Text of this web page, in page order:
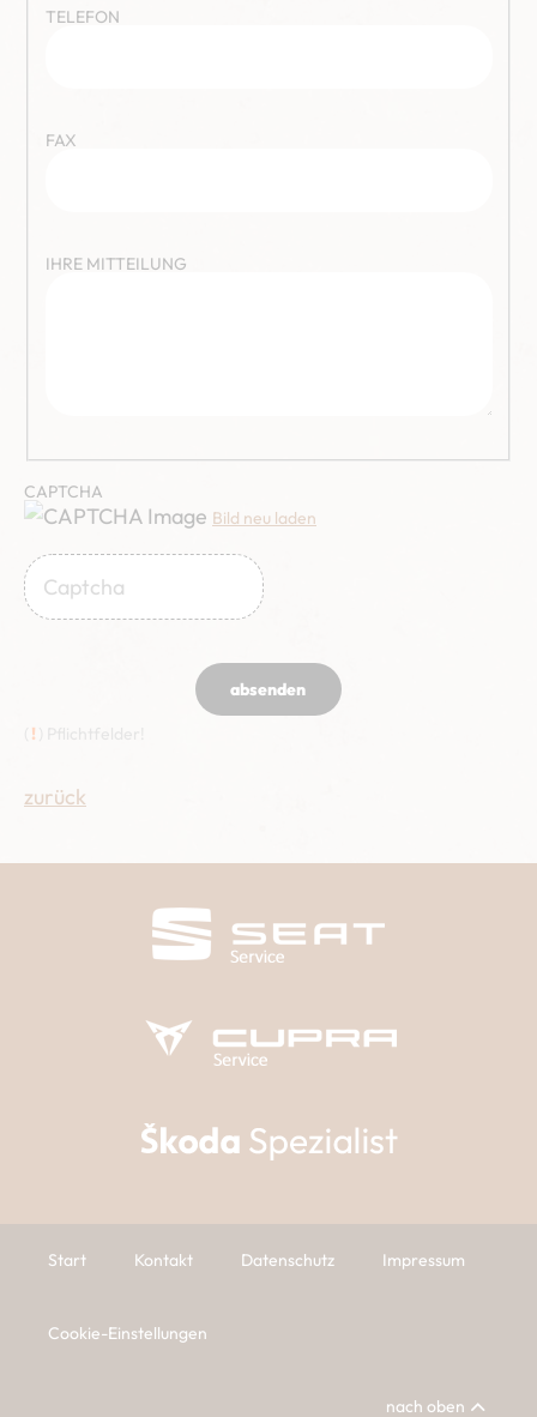
TELEFON
FAX
IHRE MITTEILUNG
CAPTCHA
Bild neu laden
absenden
!
zurück
Start Kontakt Datenschutz Impressum
Cookie-Einstellungen
nach oben